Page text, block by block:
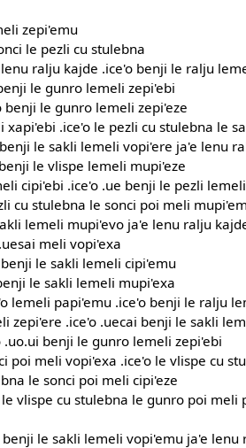
zepi'emu
le pezli cu stulebna
ralju kajde .ice'o benji le ralju
le gunro lemeli zepi'ebi
le gunro lemeli zepi'eze
.ice'o le pezli cu stulebna le
le sakli lemeli vopi'ere ja'e lenu
le vlispe lemeli mupi'eze
cipi'ebi .ice'o .ue benji le pezli
cu stulebna le sonci poi meli
lemeli mupi'evo ja'e lenu ralju
meli vopi'exa
le sakli lemeli cipi'emu
le sakli lemeli mupi'exa
lemeli papi'emu .ice'o benji le ralju
zepi'ere .ice'o .uecai benji le sakli
benji le gunro lemeli zepi'ebi
poi meli vopi'exa .ice'o le vlispe cu
le sonci poi meli cipi'eze
vlispe cu stulebna le gunro poi meli
le sakli lemeli vopi'emu ja'e lenu